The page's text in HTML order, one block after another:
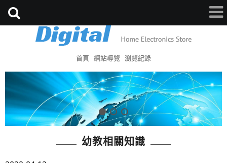
首頁 網站導覽 瀏覽紀錄
幼教相關知識